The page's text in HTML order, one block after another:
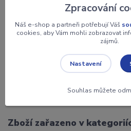
ks
14
8023
Zboží zařazeno v
Zpracování
Náš e-shop a partneři potřebují Váš
cookies, aby Vám mohli zobrazovat
zájmů.
Nastavení
Souhlas můžete